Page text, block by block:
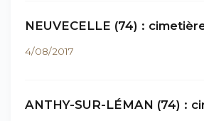
NEUVECELLE (74) :
4/08/2017
ANTHY-SUR-LÉMAN (74) :